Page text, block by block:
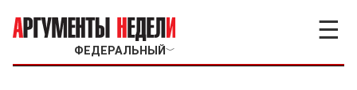
ФЕДЕРАЛЬНЫЙ ﹀
☰